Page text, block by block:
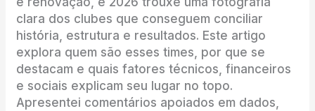
clara dos clubes que conseguem conciliar
história, estrutura e resultados. Este artigo
explora quem são esses times, por que se
destacam e quais fatores técnicos, financeiros
e sociais explicam seu lugar no topo.
Apresentei comentários apoiados em dados,